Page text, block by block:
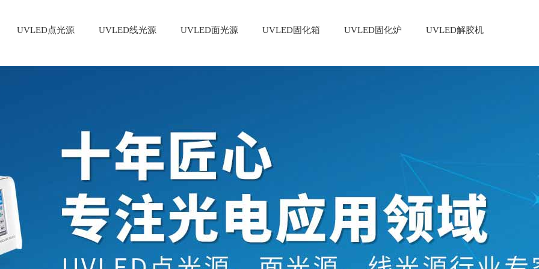
UVLED点光源 UVLED线光源 UVLED面光源 UVLED固化箱 UVLED固化炉 UVLED解胶机